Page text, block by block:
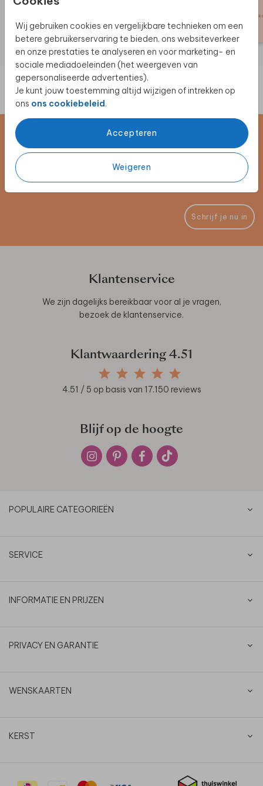
Wij gebruiken cookies en vergelijkbare technieken om een
betere gebruikerservaring te bieden, ons websiteverkeer
en onze prestaties te analyseren en voor marketing- en
sociale mediadoeleinden (het weergeven van
gepersonaliseerde advertenties).
Je kunt jouw toestemming altijd wijzigen of intrekken op
ons ons cookiebeleid.
Accepteren
Weigeren
Schrijf je in voor de nieuwsbrief
Blijf op de hoogte van alle nieuwe producten, (win)acties en
unieke samenwerkingen!
Schrijf je nu in
Klantenservice
We zijn dagelijks bereikbaar voor al je vragen,
bezoek de klantenservice.
Klantwaardering 4.51
4.51 / 5 op basis van 17.150 reviews
Blijf op de hoogte
POPULAIRE CATEGORIEËN
SERVICE
INFORMATIE EN PRIJZEN
PRIVACY EN GARANTIE
WENSKAARTEN
KERST